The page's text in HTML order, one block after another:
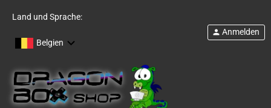
Land und Sprache:
Belgien
person Anmelden